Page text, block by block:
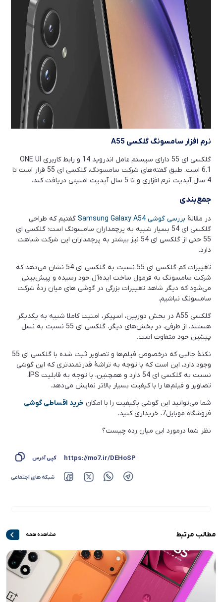
نرم افزار سامسونگ گلکسی A55
گلکسی ای 55 دارای سیستم عامل اندروید 14 و رابط کاربری ONE UI
6.1 است. طبق گفته‌های شرکت سامسونگ، گلکسی ای 55 قرار است تا
4 سال آپدیت نرم افزاری و تا 5 سال آپدیت امنیتی دریافت کند.
جمع‌بندی
در مقالۀ بررسی گوشی Samsung Galaxy A54
گفتیم که طراحی
گلکسی ای 54 بسیار شبیه به پرچمداران سامسونگ است؛ گلکسی ای
55 حتی از گلکسی ای 54 نیز بیشتر به پرچمداران این شرکت شباهت
دارد.
تغییرات کم گلکسی ای 55 نسبت به گلکسی ای 54 نشان می‌دهد که
شرکت سامسونگ به فرمول ساخت ایده‌آل خود رسیده و پیش‌بینی
می‌شود که دیگر شاهد تغییرات بزرگی در گوشی های میان ردۀ شرکت
سامسونگ نباشیم.
گلکسی A55 در بخش دوربین، اسپیکر، امنیت کاملا شبیه به یکدیگر
هستند. از طرفی، در بخش‌های دیگر، گلکسی ای 55 نسبت به نسل
پیشین خود متفاوت است.
نکتۀ جالبی که درخصوص فیلم‌ها و تصاویر ثبت شده با گلکسی ای 55
وجود دارد، این است که با توجه به تراشۀ قدرتمندتری که این گوشی
نسبت به گلکسی ای 54 دارد و همچنین، با توجه به قابلیت IPS،
تصاویر و فیلم‌ها را با کیفیت بسیار بالاتر نمایش می‌دهد.
شما می‌توانید این گوشی باکیفیت را با امکان خرید اقساطی گوشی
فروشگاه موبایل7، خریداری کنید.
نظر شما درمورد این میان رده چیست؟
https://mo7.ir/DEHoSP کپی آدرس
شبکه های اجتماعی
مطالب مرتبط مشاهده همه